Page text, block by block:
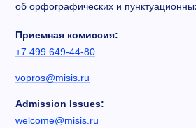
об орфографических и
Приемная комиссия:
+7 499 649-44-80
vopros@misis.ru
Admission Issues:
welcome@misis.ru